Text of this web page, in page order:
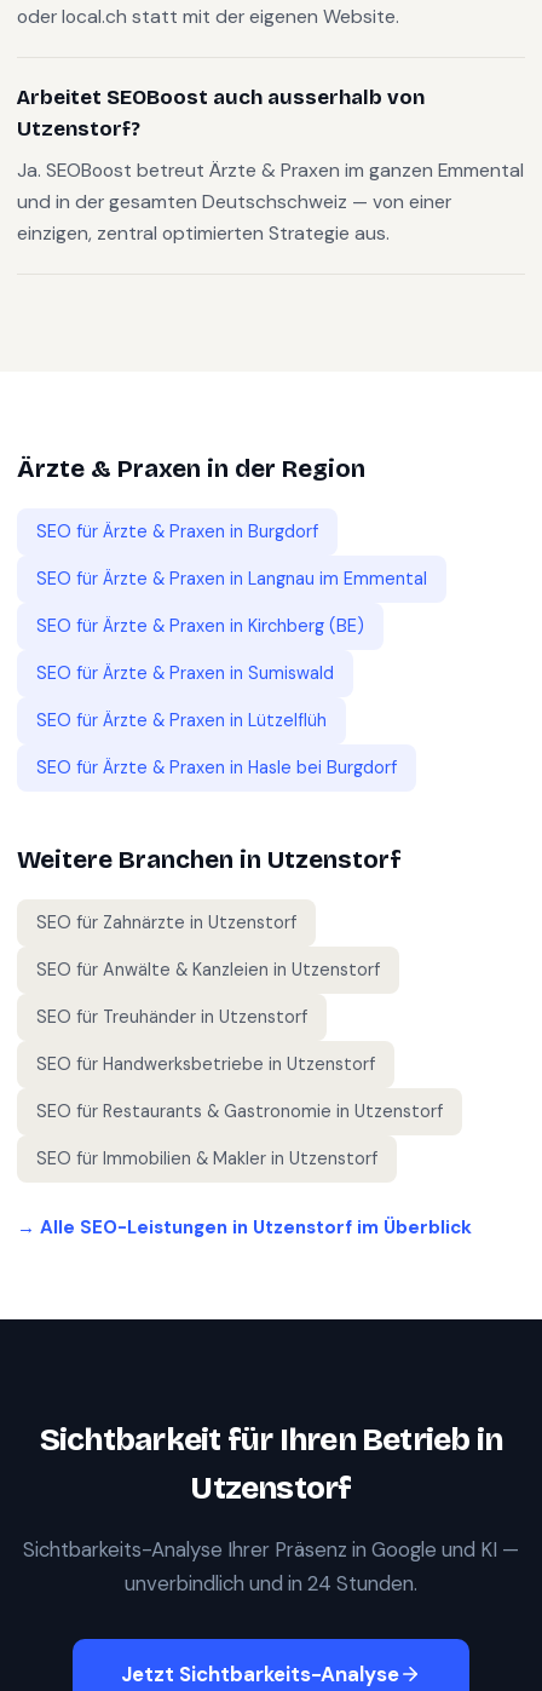
oder local.ch statt mit der eigenen Website.
Arbeitet SEOBoost auch ausserhalb von
Utzenstorf?
Ja. SEOBoost betreut Ärzte & Praxen im ganzen Emmental
und in der gesamten Deutschschweiz — von einer
einzigen, zentral optimierten Strategie aus.
Ärzte & Praxen in der Region
SEO für Ärzte & Praxen in Burgdorf
SEO für Ärzte & Praxen in Langnau im Emmental
SEO für Ärzte & Praxen in Kirchberg (BE)
SEO für Ärzte & Praxen in Sumiswald
SEO für Ärzte & Praxen in Lützelflüh
SEO für Ärzte & Praxen in Hasle bei Burgdorf
Weitere Branchen in Utzenstorf
SEO für Zahnärzte in Utzenstorf
SEO für Anwälte & Kanzleien in Utzenstorf
SEO für Treuhänder in Utzenstorf
SEO für Handwerksbetriebe in Utzenstorf
SEO für Restaurants & Gastronomie in Utzenstorf
SEO für Immobilien & Makler in Utzenstorf
→ Alle SEO-Leistungen in Utzenstorf im Überblick
Sichtbarkeit für Ihren Betrieb in
Utzenstorf
Sichtbarkeits-Analyse Ihrer Präsenz in Google und KI —
unverbindlich und in 24 Stunden.
Jetzt Sichtbarkeits-Analyse